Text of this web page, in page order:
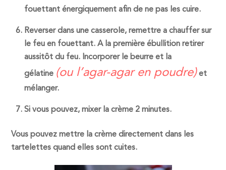
fouettant énergiquement afin de ne pas les cuire.
Reverser dans une casserole, remettre a chauffer sur
le feu en fouettant. A la première ébullition retirer
aussitôt du feu. Incorporer le beurre et la
gélatine (ou l’agar-agar en poudre)et
mélanger.
Si vous pouvez, mixer la crème 2 minutes.
Vous pouvez mettre la crème directement dans les
tartelettes quand elles sont cuites.